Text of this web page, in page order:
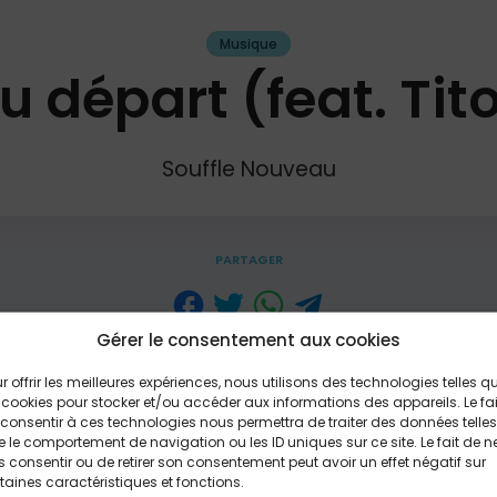
Gérer le consentement aux cookies
offrir les meilleures expériences, nous utilisons des technologies telles
pour stocker et/ou accéder aux informations des appareils. Le
à ces technologies nous permettra de traiter des données telles
le comportement de navigation ou les ID uniques sur ce site. Le fait de
consentir ou de retirer son consentement peut avoir un effet négatif sur
caractéristiques et fonctions.
Musique
départ (feat.
Souffle Nouveau
PARTAGER
À chaque fois la nuit tombée, je rêve D’un monde où
dans mes pensées, je rêve Que nous vivions tous
pas peur de nos différences Ce sont elles qui nous
une richesse Non pas ce qui nous définit REFRAIN Dieu
: celui d’aimer Oui, Dieu nous l’a donné Si tu le
bye bye bye Disons au revoir à ce qui nous sépare